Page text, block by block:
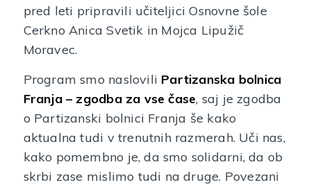
pred leti pripravili učiteljici Osnovne šole
Cerkno Anica Svetik in Mojca Lipužič
Moravec.
Program smo naslovili Partizanska bolnica
Franja – zgodba za vse čase, saj je zgodba
o Partizanski bolnici Franja še kako
aktualna tudi v trenutnih razmerah. Uči nas,
kako pomembno je, da smo solidarni, da ob
skrbi zase mislimo tudi na druge. Povezani